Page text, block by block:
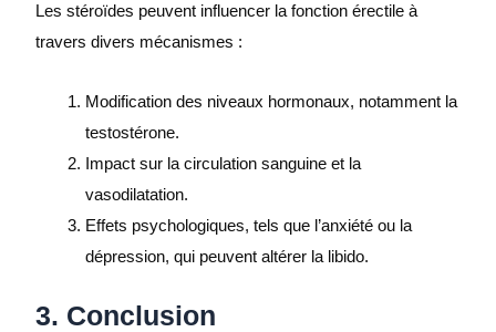
Les stéroïdes peuvent influencer la fonction érectile à
travers divers mécanismes :
Modification des niveaux hormonaux, notamment la
testostérone.
Impact sur la circulation sanguine et la
vasodilatation.
Effets psychologiques, tels que l’anxiété ou la
dépression, qui peuvent altérer la libido.
3. Conclusion